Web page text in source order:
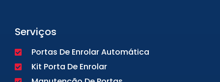
Serviços
Portas De Enrolar Automática
Kit Porta De Enrolar